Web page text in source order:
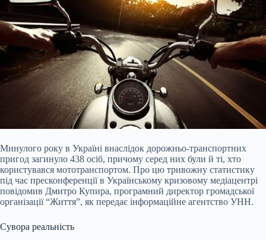
Минулого року в Україні внаслідок дорожньо-транспортних
пригод загинуло 438 осіб, причому серед них були й ті, хто
користувався мототранспортом. Про цю тривожну статистику
під час пресконференції в Українському кризовому медіацентрі
повідомив Дмитро Купира, програмний директор громадської
організації “Життя”, як передає інформаційне агентство УНН.
Сувора реальність